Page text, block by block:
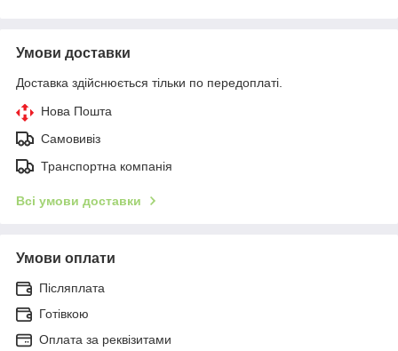
Умови доставки
Доставка здійснюється тільки по передоплаті.
Нова Пошта
Самовивіз
Транспортна компанія
Всі умови доставки
Умови оплати
Післяплата
Готівкою
Оплата за реквізитами